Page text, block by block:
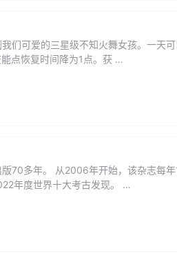
们可爱的三星级不知火舞女孩。一天
点恢复时间降为1点。获 …
70多年。 从2006年开始，该杂志每
年度世界十大考古发现。 …